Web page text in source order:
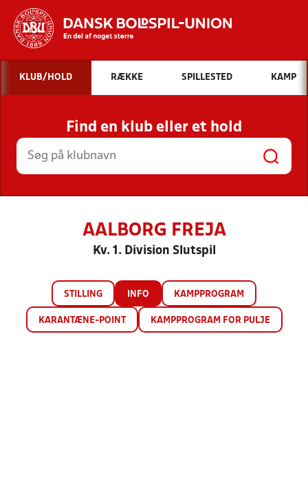
Hvad vil du søge efter?
INDHOLD OG NYHEDER
STILLINGER, RESULTATER, KLUBBER OG
HOLD
KLUB/HOLD RÆKKE SPILLESTED KAMP
Find en klub eller et hold
AALBORG FREJA
Kv. 1. Division Slutspil
STILLING INFO KAMPPROGRAM
KARANTÆNE-POINT KAMPPROGRAM FOR PULJE